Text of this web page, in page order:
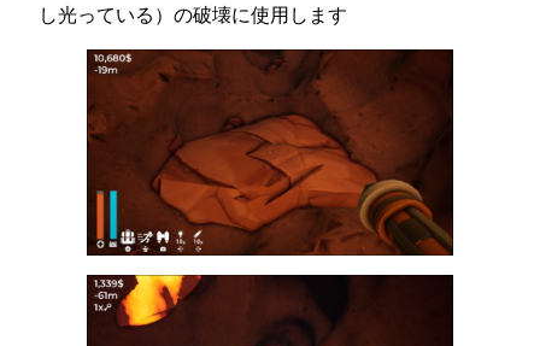
し光っている）の破壊に使用します